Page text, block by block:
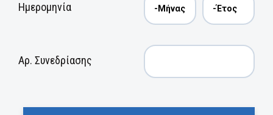
Ημερομηνία
Αρ. Συνεδρίασης